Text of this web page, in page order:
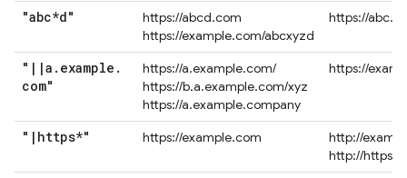
"abc*d"
https://abcd.com
https://example.com/abcxyzd
https://
" | |a . example .
com"
https://a.example.com/
https://b.a.example.com/xyz
https://a.example.company
https://
" | https*" https://example.com
http://
http://